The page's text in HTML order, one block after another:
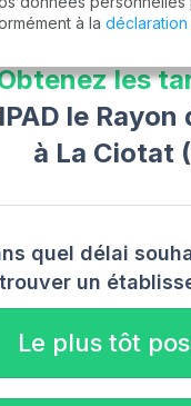
les
le Rayon
à La Ciotat
quel délai
trouver un
Le plus tôt
à la